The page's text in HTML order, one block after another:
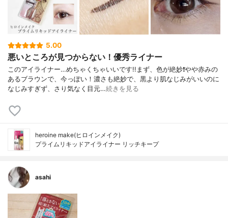
5.00
悪いところが見つからない！優秀ライナー
このアイライナー…めちゃくちゃいいです!!まず、色が絶妙❗やや赤みの
あるブラウンで、今っぽい！濃さも絶妙で、黒より肌なじみがいいのに
なじみすぎず、さり気なく目元…続きを見る
heroine make(ヒロインメイク)
プライムリキッドアイライナー リッチキープ
asahi